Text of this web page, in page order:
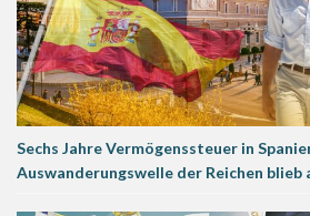
Sechs Jahre Vermögenssteuer in
Auswanderungswelle der Reichen blieb